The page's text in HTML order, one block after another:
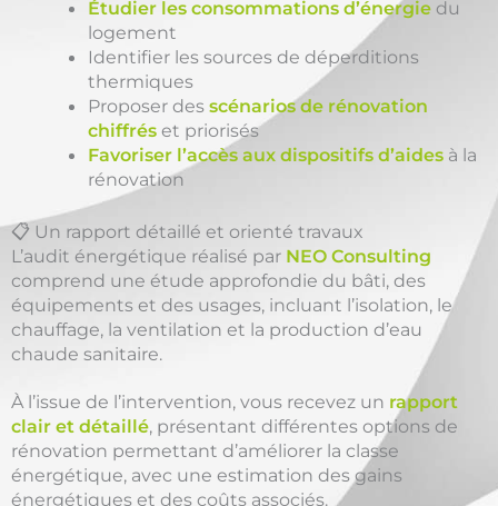
Étudier les consommations d’énergie du
logement
Identifier les sources de déperditions
thermiques
Proposer desscénarios de rénovation
chiffrés et priorisés
Favoriser l’accès aux dispositifs d’aides à la
rénovation
📋 Un rapport détaillé et orienté travaux
L’audit énergétique réalisé par NEO Consulting
comprend une étude approfondie du bâti, des
équipements et des usages, incluant l’isolation, le
chauffage, la ventilation et la production d’eau
chaude sanitaire.
À l’issue de l’intervention, vous recevez un rapport
clair et détaillé, présentant différentes options de
rénovation permettant d’améliorer la classe
énergétique, avec une estimation des gains
énergétiques et des coûts associés.